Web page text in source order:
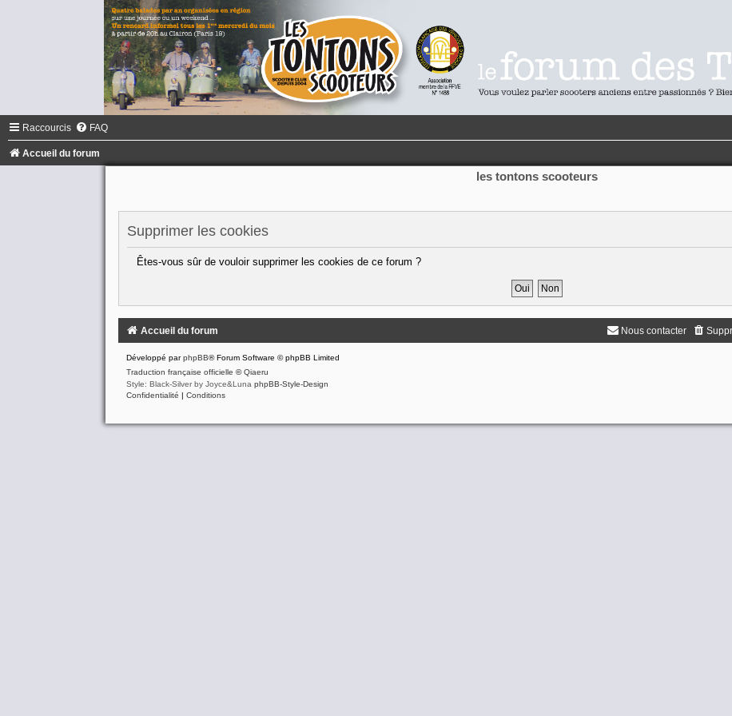
Raccourcis FAQ
Accueil du forum
les tontons scooteurs
Supprimer les cookies
Êtes-vous sûr de vouloir supprimer les cookies de ce forum ?
Accueil du forum Nous contacter
Développé parphpBB® Forum Software © phpBB Limited
Traduction française officielle ©Qiaeru
Style: Black-Silver by Joyce&Luna phpBB-Style-Design
Confidentialité | Conditions